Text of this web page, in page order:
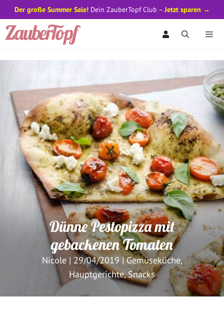
Zum
Inhalt
Dünne Pestopizza mit
gebackenen Tomaten
Nicole| 29/04/2019 |Gemüseküche,
Hauptgerichte,Snacks
Der große Summer Sale!Dein ZauberTopf Club –Jetzt sparen →